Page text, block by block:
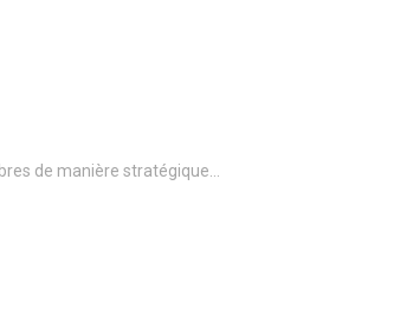
de manière stratégique…